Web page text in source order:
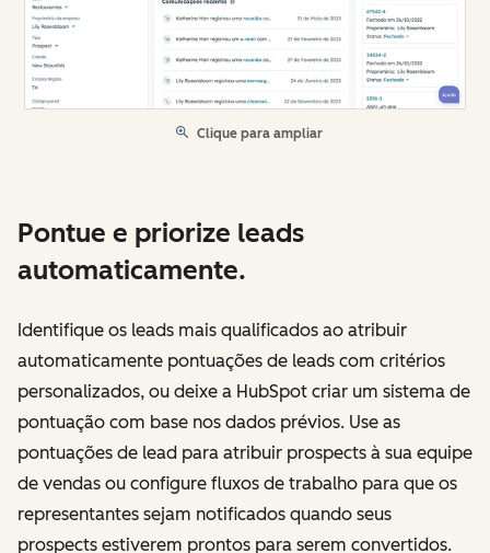
Clique para ampliar
Pontue e priorize leads
automaticamente.
Identifique os leads mais qualificados ao atribuir
automaticamente pontuações de leads com critérios
personalizados, ou deixe a HubSpot criar um sistema de
pontuação com base nos dados prévios. Use as
pontuações de lead para atribuir prospects à sua equipe
de vendas ou configure fluxos de trabalho para que os
representantes sejam notificados quando seus
prospects estiverem prontos para serem convertidos.